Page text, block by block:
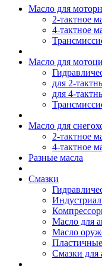
Масло для
2-тактное
4-тактное
Масло для
для 2-
для 4-
Масло для
2-тактное
4-тактное
Разные масла
Смазки
Масло для
Масло
Смазки для